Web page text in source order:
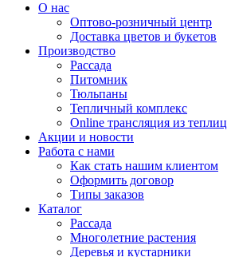
О нас
Оптово-розничный центр
Доставка цветов и букетов
Производство
Рассада
Питомник
Тюльпаны
Тепличный комплекс
Online трансляция из теплиц
Акции и новости
Работа с нами
Как стать нашим клиентом
Оформить договор
Типы заказов
Каталог
Рассада
Многолетние растения
Деревья и кустарники